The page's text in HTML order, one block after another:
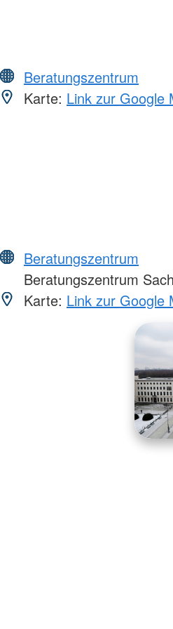
Beratungszentrum
Karte: Link zur Google
Beratungszentrum
Beratungszentrum
Karte: Link zur Google